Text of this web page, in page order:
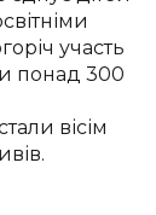
участь
понад 300
вісім